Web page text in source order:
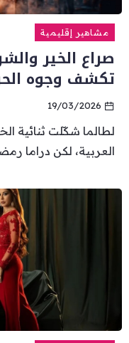
مشاهير إقليمية
تكشف وجوه
19/03/2026
لطالما شكّلت ثنائية
العربية، لكن دراما